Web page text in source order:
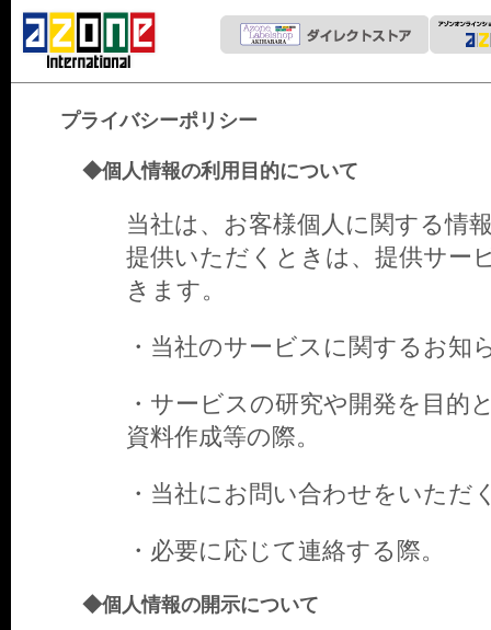
プライバシーポリシー
◆個人情報の利用目的について
当社は、お客様個人に関する情
提供いただくときは、提供サー
きます。
・当社のサービスに関するお知
・サービスの研究や開発を目的
資料作成等の際。
・当社にお問い合わせをいただ
・必要に応じて連絡する際。
◆個人情報の開示について